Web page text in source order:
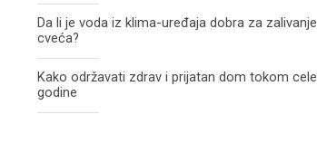
Da li je voda iz klima-uređaja dobra za zalivanje
cveća?
Kako održavati zdrav i prijatan dom tokom cele
godine